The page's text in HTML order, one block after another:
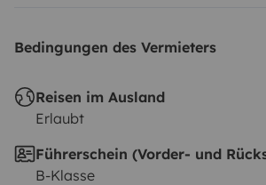
Bedingungen des Vermieters
Reisen im Ausland
Erlaubt
Führerschein (Vorder- und
B-Klasse